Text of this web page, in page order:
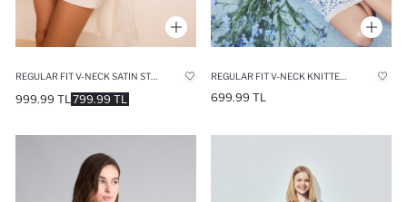
799.99 TL
999.99 TL 699.99 TL